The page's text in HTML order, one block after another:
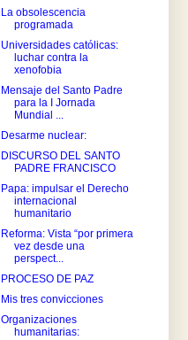
La obsolescencia
programada
Universidades católicas:
luchar contra la
xenofobia
Mensaje del Santo Padre
para la I Jornada
Mundial ...
Desarme nuclear:
DISCURSO DEL SANTO
PADRE FRANCISCO
Papa: impulsar el Derecho
internacional
humanitario
Reforma: Vista “por primera
vez desde una
perspect...
PROCESO DE PAZ
Mis tres convicciones
Organizaciones
humanitarias: